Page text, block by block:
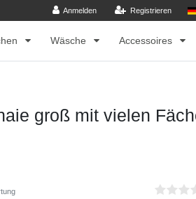
Anmelden Registrieren
Wäsche Accessoires
groß mit vielen